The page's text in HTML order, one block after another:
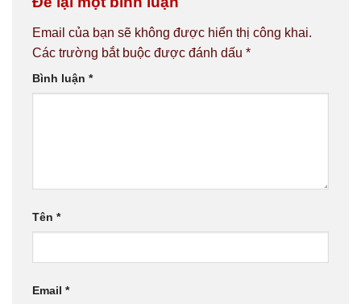
Email của bạn sẽ không được hiển thị công khai.
Các trường bắt buộc được đánh dấu *
Bình luận *
Tên *
Email *